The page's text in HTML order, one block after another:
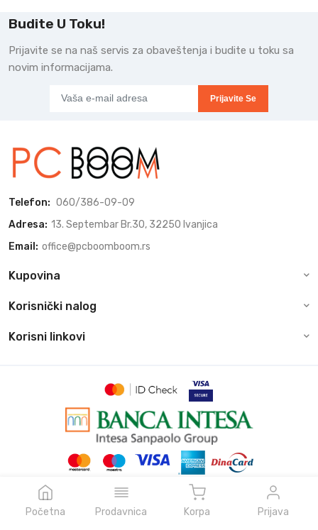
Početna Prodavnica Korpa Prijava
Budite U Toku!
Prijavite se na naš servis za obaveštenja i budite u toku sa
novim informacijama.
Prijavite Se
Telefon: 060/386-09-09
Adresa: 13. Septembar Br.30, 32250 Ivanjica
Email: office@pcboomboom.rs
Kupovina
Korisnički nalog
Korisni linkovi
© Sva prava zadržava pcboomboom.rs, 2026
Powered by
NeonVoid Code